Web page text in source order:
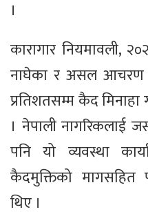
।
कारागार नियमावली,
नाघेका र असल आचरण
प्रतिशतसम्म कैद
। नेपाली नागरिकलाई
पनि यो व्यवस्था
कैदमुक्तिको
थिए ।